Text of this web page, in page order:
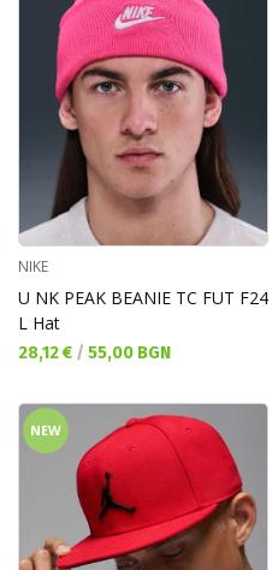
NIKE
U NK PEAK BEANIE TC FUT F24
L Hat
Текуща цена:
28,12 € / 55,00 BGN
NEW